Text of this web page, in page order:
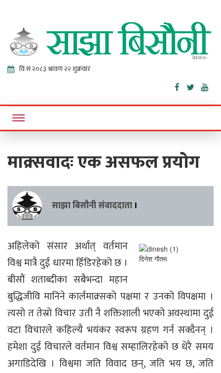
Sajha
Bisaunee
Online News Portal
माक्र्सवादः एक असफल प्रयोग
साझा बिसौनी संवाददाता ।
दिनेश गौतम
अहिलेको संसार अर्थात् वर्तमान
विश्व मात्रै दुई धारमा हिँडिरहेको छ ।
बीसौं शताब्दीका सबैभन्दा महान
बुद्धिजीवि मानिने कार्लमाक्र्सको पक्षमा र उनको विपक्षमा ।
त्यसो त तेस्रो विचार उती नै शक्तिशाली भएको अवस्थामा दुई
वटा विचारले कहिल्यै भयंकर स्वरूप ग्रहण गर्न सक्दैनन् ।
हमेशा दुई विचारले वर्तमान विश्व सम्हालिरहेको छ धेरै समय
अगाडिदेखि । विश्वमा जति विवाद छन्, जति भय छ, जति